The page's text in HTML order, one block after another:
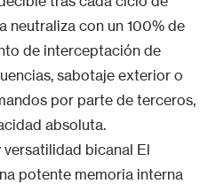
neutraliza con un 100% de
de interceptación de
sabotaje exterior o
por parte de terceros,
absoluta.
bicanal El
potente memoria interna